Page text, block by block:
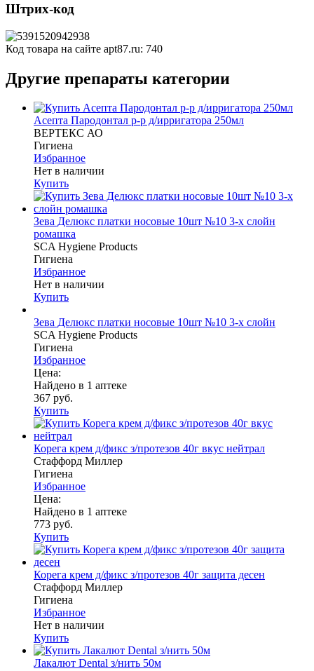
Штрих-код
Код товара на сайте apt87.ru: 740
Другие препараты категории
Асепта Пародонтал р-р д/ирригатора 250мл
ВЕРТЕКС АО
Гигиена
Избранное
Нет в наличии
Купить
Зева Делюкс платки носовые 10шт №10 3-х слойн
ромашка
SCA Hygiene Products
Гигиена
Избранное
Нет в наличии
Купить
Зева Делюкс платки носовые 10шт №10 3-х слойн
SCA Hygiene Products
Гигиена
Избранное
Цена:
Найдено в 1 аптеке
367 руб.
Купить
Корега крем д/фикс з/протезов 40г вкус нейтрал
Стаффорд Миллер
Гигиена
Избранное
Цена:
Найдено в 1 аптеке
773 руб.
Купить
Корега крем д/фикс з/протезов 40г защита десен
Стаффорд Миллер
Гигиена
Избранное
Нет в наличии
Купить
Лакалют Dental з/нить 50м